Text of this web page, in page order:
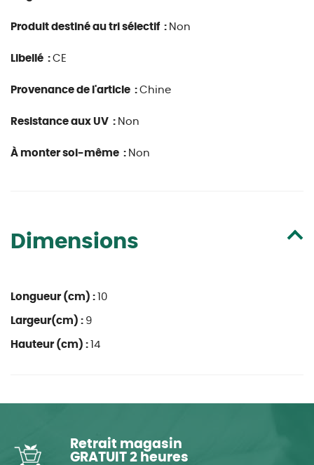
Produit destiné au tri sélectif : Non
Libellé : CE
Provenance de l'article : Chine
Resistance aux UV : Non
À monter soi-même : Non
Dimensions
Longueur (cm) : 10
Largeur(cm) : 9
Hauteur (cm) : 14
Retrait magasin
GRATUIT 2 heures